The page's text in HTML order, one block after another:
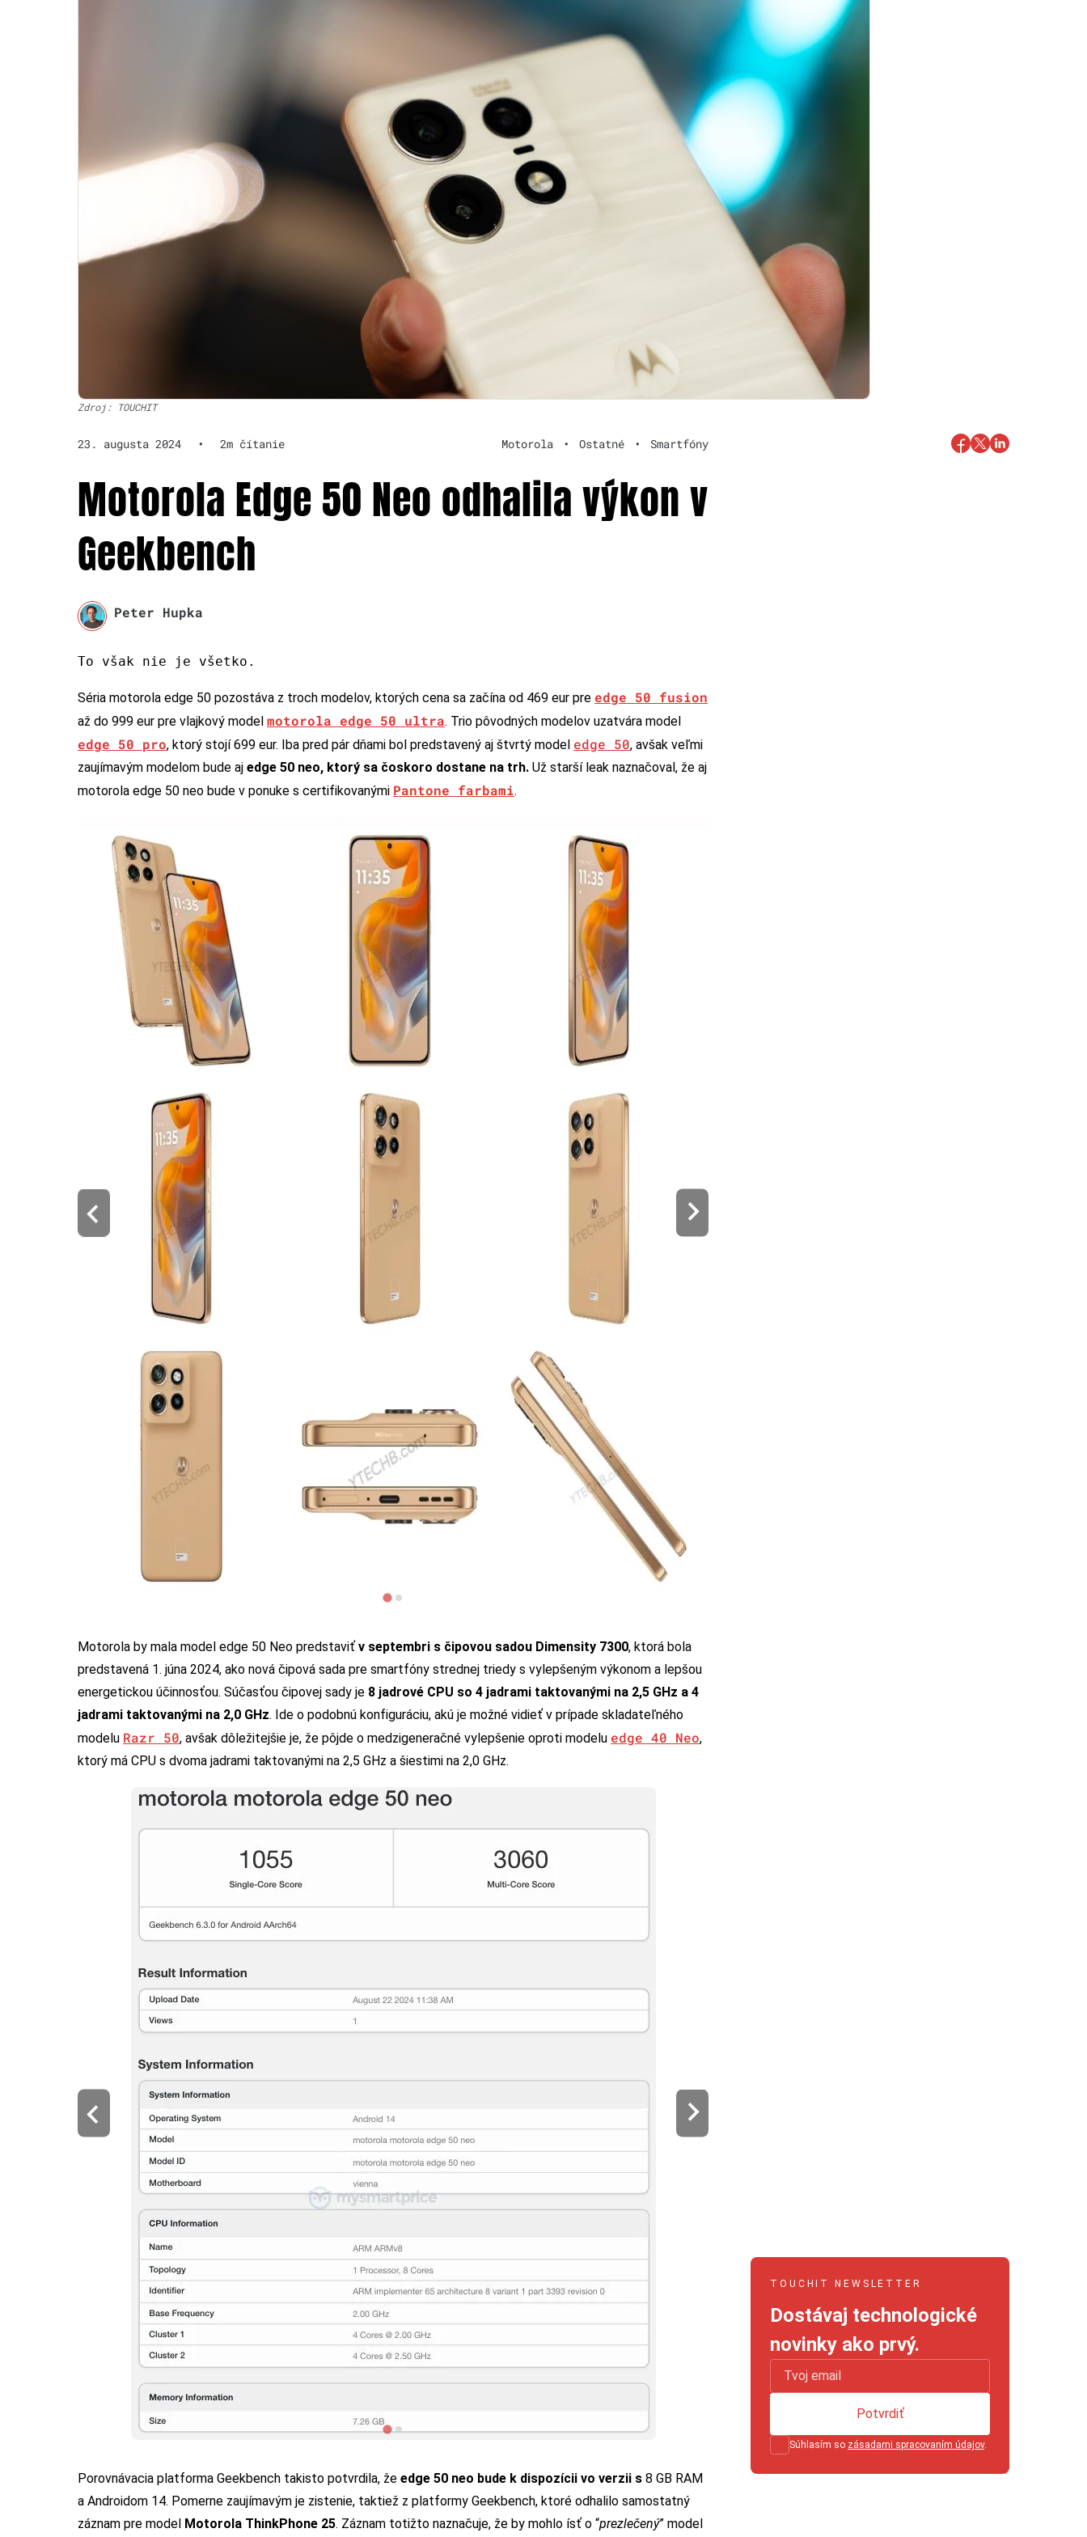
Zdroj: TOUCHIT
23. augusta 2024 • 2m čítanie Motorola • Ostatné • Smartfóny
Motorola Edge 50 Neo odhalila výkon v
Geekbench
Peter Hupka
To však nie je všetko.
Séria motorola edge 50 pozostáva z troch modelov, ktorých cena sa začína od 469 eur pre edge 50 fusion
až do 999 eur pre vlajkový model motorola edge 50 ultra. Trio pôvodných modelov uzatvára model
edge 50 pro, ktorý stojí 699 eur. Iba pred pár dňami bol predstavený aj štvrtý model edge 50, avšak veľmi
zaujímavým modelom bude aj edge 50 neo, ktorý sa čoskoro dostane na trh. Už starší leak naznačoval, že aj
motorola edge 50 neo bude v ponuke s certifikovanými Pantone farbami.
Motorola by mala model edge 50 Neo predstaviť v septembri s čipovou sadou Dimensity 7300, ktorá bola
predstavená 1. júna 2024, ako nová čipová sada pre smartfóny strednej triedy s vylepšeným výkonom a lepšou
energetickou účinnosťou. Súčasťou čipovej sady je 8 jadrové CPU so 4 jadrami taktovanými na 2,5 GHz a 4
jadrami taktovanými na 2,0 GHz. Ide o podobnú konfiguráciu, akú je možné vidieť v prípade skladateľného
modelu Razr 50, avšak dôležitejšie je, že pôjde o medzigeneračné vylepšenie oproti modelu edge 40 Neo,
ktorý má CPU s dvoma jadrami taktovanými na 2,5 GHz a šiestimi na 2,0 GHz.
Porovnávacia platforma Geekbench takisto potvrdila, že edge 50 neo bude k dispozícii vo verzii s 8 GB RAM
a Androidom 14. Pomerne zaujímavým je zistenie, taktiež z platformy Geekbench, ktoré odhalilo samostatný
záznam pre model Motorola ThinkPhone 25. Záznam totižto naznačuje, že by mohlo ísť o “prezlečený” model
TOUCHIT NEWSLETTER
Dostávaj technologické
novinky ako prvý.
Súhlasím so zásadami spracovaním údajov.
Potvrdiť